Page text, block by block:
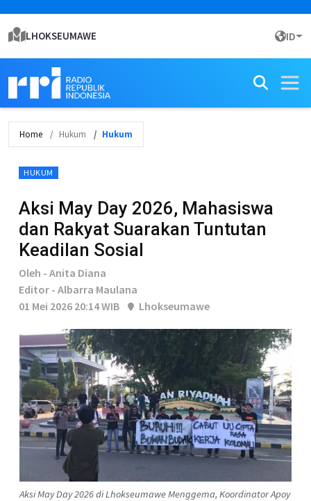
LHOKSEUMAWE ID
Home Hukum Hukum
HUKUM
Aksi May Day 2026, Mahasiswa
dan Rakyat Suarakan Tuntutan
Keadilan Sosial
Oleh - Anita Diana
Editor - Albarra Maulana
01 Mei 2026 20:14 WIB
Lhokseumawe
Aksi May Day 2026 di Lhokseumawe Menggema, Koordinator Apoy